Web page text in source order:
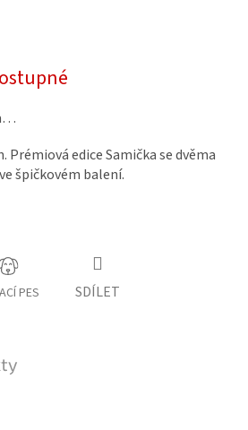
Prémiová edice Samička se dvěma
špičkovém balení.
PES SDÍLET